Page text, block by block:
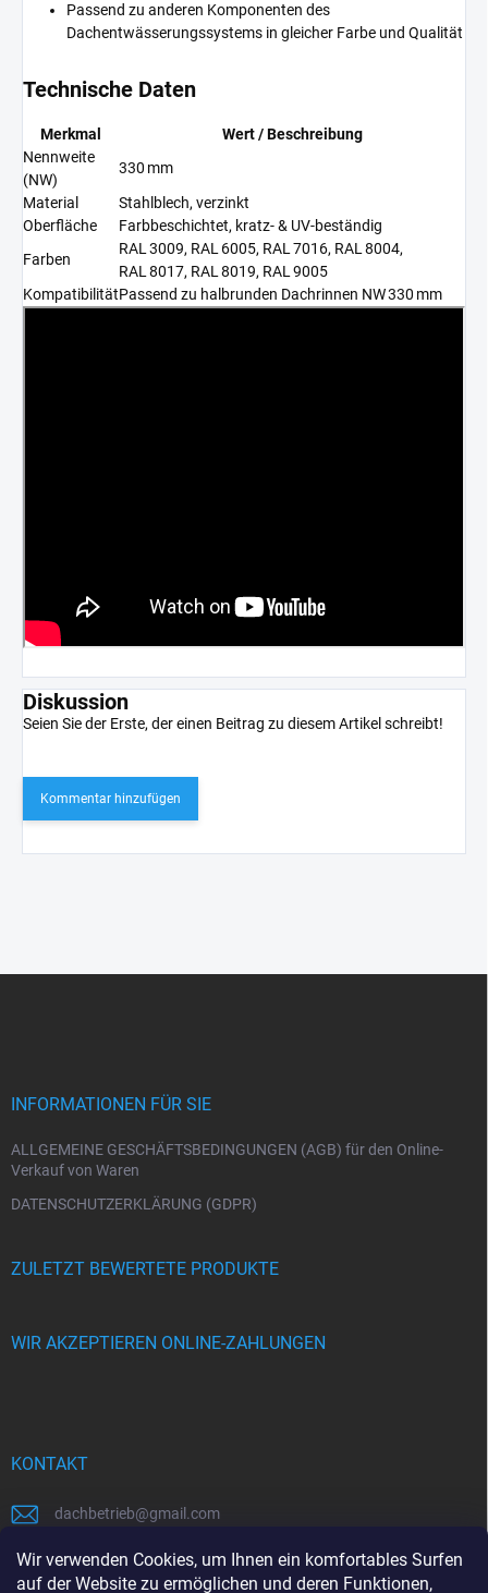
Wir verwenden Cookies, um Ihnen ein komfortables Surfen
auf der Website zu ermöglichen und deren Funktionen,
Passend zu anderen Komponenten des
Dachentwässerungssystems in gleicher Farbe und Qualität
Technische Daten
Merkmal
Wert / Beschreibung
Nennweite
(NW)
330 mm
Material
Stahlblech, verzinkt
Oberfläche
Farbbeschichtet, kratz- & UV-beständig
Farben
RAL 3009, RAL 6005, RAL 7016, RAL 8004,
RAL 8017, RAL 8019, RAL 9005
KompatibilitätPassend zu halbrunden Dachrinnen NW 330 mm
Diskussion
Seien Sie der Erste, der einen Beitrag zu diesem Artikel schreibt!
Kommentar hinzufügen
INFORMATIONEN FÜR SIE
ALLGEMEINE GESCHÄFTSBEDINGUNGEN (AGB) für den Online-
Verkauf von Waren
DATENSCHUTZERKLÄRUNG (GDPR)
ZULETZT BEWERTETE PRODUKTE
WIR AKZEPTIEREN ONLINE-ZAHLUNGEN
KONTAKT
dachbetrieb@gmail.com
00421948484112